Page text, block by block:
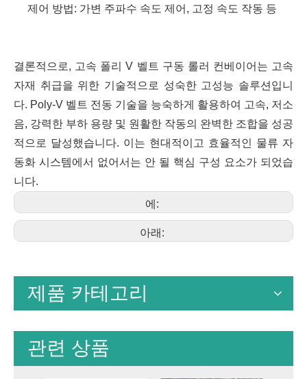
제어 방법: 가변 주파수 속도 제어, 고정 속도 작동 등
결론적으로, 고속 폴리 V 벨트 구동 롤러 컨베이어는 고속
자재 취급을 위한 기술적으로 성숙한 고성능 솔루션입니
다. Poly-V 벨트 전동 기술을 능숙하게 활용하여 고속, 저소
음, 강력한 부하 용량 및 원활한 작동의 완벽한 조합을 성공
적으로 달성했습니다. 이는 현대적이고 효율적인 물류 자
동화 시스템에서 없어서는 안 될 핵심 구성 요소가 되었습
니다.
에:
아래:
제품 카테고리
관련 상품